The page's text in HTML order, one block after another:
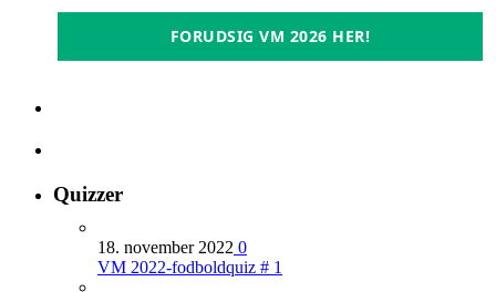
FORUDSIG VM 2026 HER!
Quizzer
18. november 2022 0
VM 2022-fodboldquiz # 1